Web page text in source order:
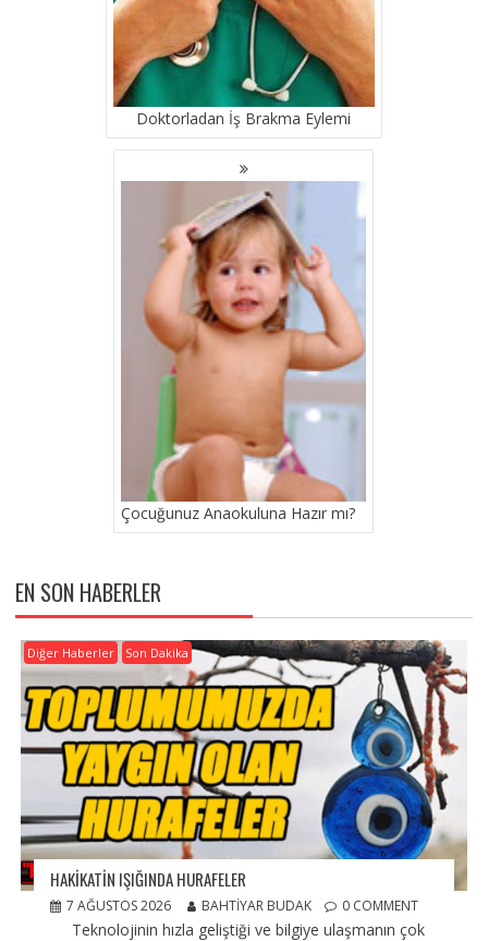
Doktorladan İş Brakma Eylemi
Çocuğunuz Anaokuluna Hazır mı?
EN SON HABERLER
Diğer Haberler Son Dakika
HAKİKATİN IŞIĞINDA HURAFELER
7 AĞUSTOS 2026 BAHTIYAR BUDAK 0 COMMENT
Teknolojinin hızla geliştiği ve bilgiye ulaşmanın çok